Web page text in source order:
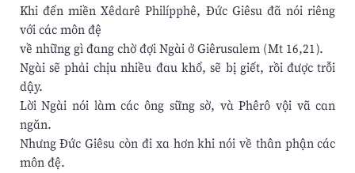
Khi đến miền Xêdarê Philípphê, Đức Giêsu đã nói riêng
với các môn đệ
về những gì đang chờ đợi Ngài ở Giêrusalem (Mt 16,21).
Ngài sẽ phải chịu nhiều đau khổ, sẽ bị giết, rồi được trỗi
dậy.
Lời Ngài nói làm các ông sững sờ, và Phêrô vội vã can
ngăn.
Nhưng Đức Giêsu còn đi xa hơn khi nói về thân phận các
môn đệ.